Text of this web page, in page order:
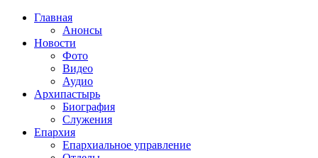
Главная
Анонсы
Новости
Фото
Видео
Аудио
Архипастырь
Биография
Служения
Епархия
Епархиальное управление